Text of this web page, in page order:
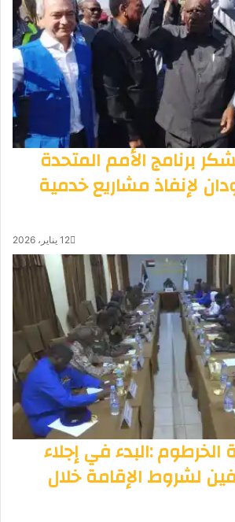
برنامج الأمم المتحدة
لإنفاذ مشاريع خدمية
12 يناير، 2026
الخرطوم :البدء في إجلاء
لشروط الإقامة خلال